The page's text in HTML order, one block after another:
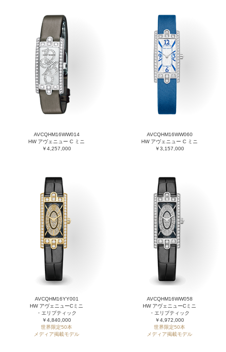
AVCQHM16WW014
HW アヴェニュー C ミニ
￥4,257,000
AVCQHM16WW060
HW アヴェニュー C ミニ
￥3,157,000
AVCQHM16YY001
HW アヴェニューCミニ
・エリプティック
￥4,840,000
世界限定50本
メディア掲載モデル
AVCQHM16WW058
HW アヴェニューCミニ
・エリプティック
￥4,972,000
世界限定50本
メディア掲載モデル